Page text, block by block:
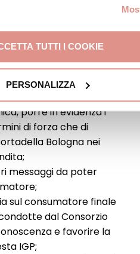
TUTTI I COOKIE
PERSONALIZZA
critiche di sviluppo e di
Mortadella Bologna,
“fotografia” del
all’attuale
porre in evidenza i
di forza che di
Bologna nei
messaggi da poter
sul consumatore finale
dal Consorzio
e favorire la
IGP;